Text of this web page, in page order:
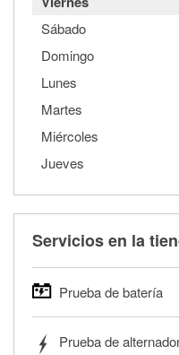
Sábado
Domingo
Lunes
Martes
Miércoles
Jueves
Servicios en la
Prueba de batería
autos, camionetas,
Prueba de